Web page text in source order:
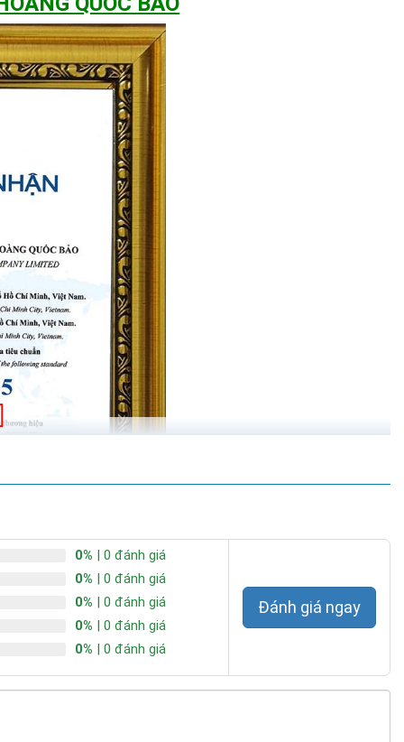
0% | 0 đánh giá
0% | 0 đánh giá
0% | 0 đánh giá
0% | 0 đánh giá
0% | 0 đánh giá
Đánh giá ngay